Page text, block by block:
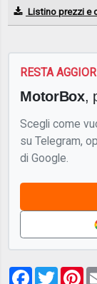
Listino prezzi e
RESTA
MotorBox,
Scegli come
su Telegram,
di Google.
Facebook